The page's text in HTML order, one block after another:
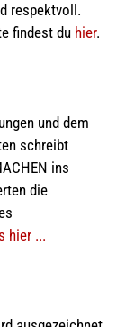
respektvoll.
findest du hier.
und dem
schreibt
ins
die
hier ...